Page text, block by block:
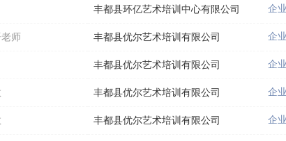
丰都县环亿艺术培训中心有限公司 企
师 丰都县优尔艺术培训有限公司 企
丰都县优尔艺术培训有限公司 企
丰都县优尔艺术培训有限公司 企
丰都县优尔艺术培训有限公司 企